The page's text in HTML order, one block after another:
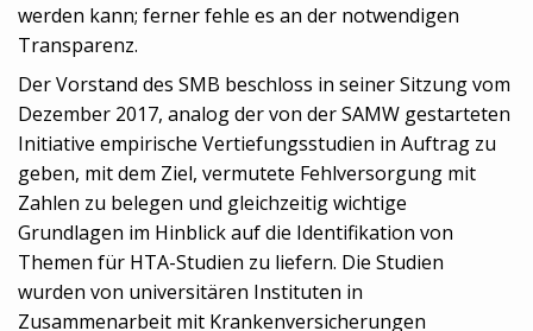
werden kann; ferner fehle es an der notwendigen
Transparenz.
Der Vorstand des SMB beschloss in seiner Sitzung vom
Dezember 2017, analog der von der SAMW gestarteten
Initiative empirische Vertiefungsstudien in Auftrag zu
geben, mit dem Ziel, vermutete Fehlversorgung mit
Zahlen zu belegen und gleichzeitig wichtige
Grundlagen im Hinblick auf die Identifikation von
Themen für HTA-Studien zu liefern. Die Studien
wurden von universitären Instituten in
Zusammenarbeit mit Krankenversicherungen